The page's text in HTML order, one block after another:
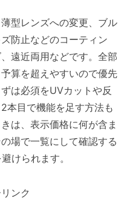
型レンズへの変更、ブル
防止などのコーティン
遠近両用などです。全部
算を超えやすいので優先
は必須をUVカットや反
本目で機能を足す方法も
は、表示価格に何が含ま
場で一覧にして確認する
けられます。
ンク